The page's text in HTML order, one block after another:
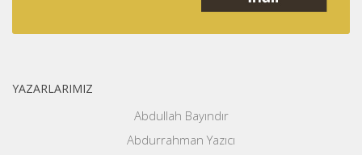
YAZARLARIMIZ
Abdullah Bayındır
Abdurrahman Yazıcı